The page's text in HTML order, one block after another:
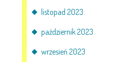
listopad 2023
październik 2023
wrzesień 2023